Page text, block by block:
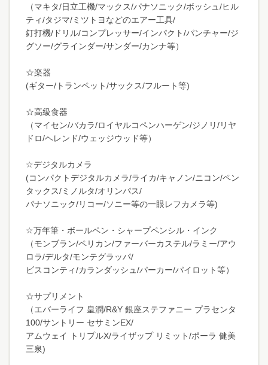
（マキタ/日立工機/マックス/パナソニック/ボッシュ/ヒル
ティ/タジマ/ミツトヨなどのエアー工具/
釘打機/ドリル/コンプレッサー/インパクト/パンチャー/ジ
グソー/グラインダー/サンダー/カンナ等）
☆楽器
(ギター/トランペット/サックス/フルート等)
☆高級食器
（マイセン/バカラ/ロイヤルコペンハーゲン/ジノリ/リヤ
ドロ/ヘレンド/ウェッジウッド等）
☆デジタルカメラ
(コンパクトデジタルカメラ/ライカ/キャノン/ニコン/ペン
タックス/ミノルタ/オリンパス/
パナソニック/リコー/ソニー等の一眼レフカメラ等)
☆万年筆・ボールペン・シャープペンシル・インク
（モンブラン/ペリカン/ファーバーカステル/ラミー/アウ
ロラ/デルタ/モンテグラッパ/
ビスコンティ/カランダッシュ/パーカー/パイロット等）
☆サプリメント
（エバーライフ 皇潤/R&Y 銀座ステファニー プラセンタ
100/サントリー セサミンEX/
アムウェイ トリプルX/ライザップ リミット/ポーラ 健美
三泉)